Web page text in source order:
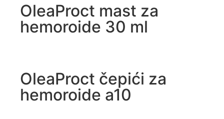
OleaProct mast za
hemoroide 30 ml
OleaProct čepići za
hemoroide a10